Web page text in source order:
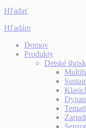
Hľadať
Hľadám
Domov
Produkty
Detské